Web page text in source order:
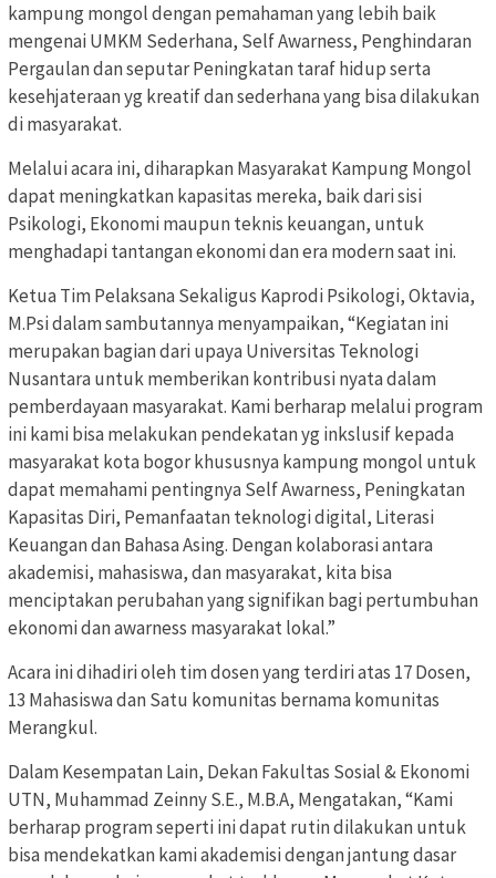
kampung mongol dengan pemahaman yang lebih baik
mengenai UMKM Sederhana, Self Awarness, Penghindaran
Pergaulan dan seputar Peningkatan taraf hidup serta
kesehjateraan yg kreatif dan sederhana yang bisa dilakukan
di masyarakat.
Melalui acara ini, diharapkan Masyarakat Kampung Mongol
dapat meningkatkan kapasitas mereka, baik dari sisi
Psikologi, Ekonomi maupun teknis keuangan, untuk
menghadapi tantangan ekonomi dan era modern saat ini.
Ketua Tim Pelaksana Sekaligus Kaprodi Psikologi, Oktavia,
M.Psi dalam sambutannya menyampaikan, “Kegiatan ini
merupakan bagian dari upaya Universitas Teknologi
Nusantara untuk memberikan kontribusi nyata dalam
pemberdayaan masyarakat. Kami berharap melalui program
ini kami bisa melakukan pendekatan yg inkslusif kepada
masyarakat kota bogor khususnya kampung mongol untuk
dapat memahami pentingnya Self Awarness, Peningkatan
Kapasitas Diri, Pemanfaatan teknologi digital, Literasi
Keuangan dan Bahasa Asing. Dengan kolaborasi antara
akademisi, mahasiswa, dan masyarakat, kita bisa
menciptakan perubahan yang signifikan bagi pertumbuhan
ekonomi dan awarness masyarakat lokal.”
Acara ini dihadiri oleh tim dosen yang terdiri atas 17 Dosen,
13 Mahasiswa dan Satu komunitas bernama komunitas
Merangkul.
Dalam Kesempatan Lain, Dekan Fakultas Sosial & Ekonomi
UTN, Muhammad Zeinny S.E., M.B.A, Mengatakan, “Kami
berharap program seperti ini dapat rutin dilakukan untuk
bisa mendekatkan kami akademisi dengan jantung dasar